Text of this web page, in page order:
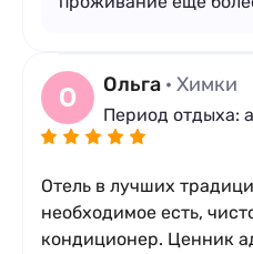
О Ольга · Химки
Период отдыха:
Отель в лучших
необходимое есть,
кондиционер. Ценник